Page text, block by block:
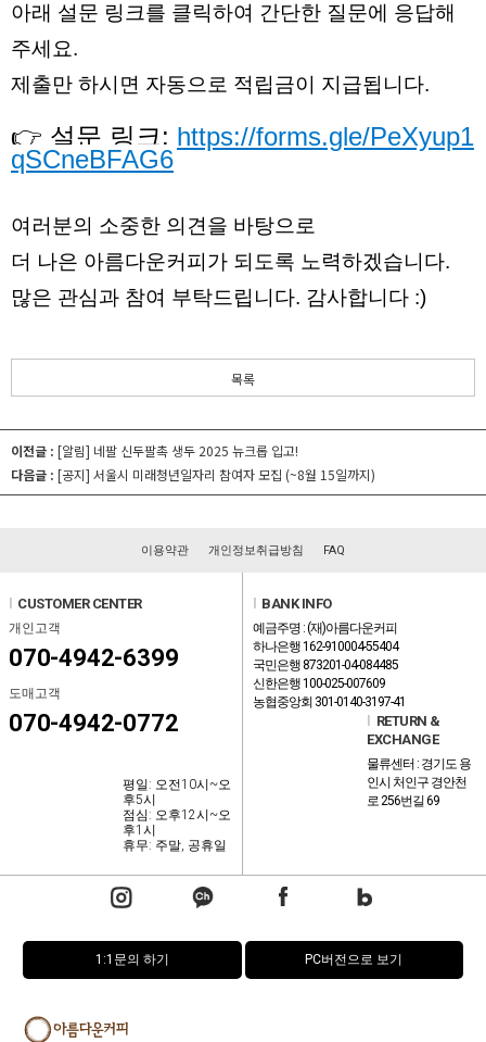
아래 설문 링크를 클릭하여 간단한 질문에 응답해
주세요.
제출만 하시면 자동으로 적립금이 지급됩니다.
👉 설문 링크: https://forms.gle/PeXyup1
qSCneBFAG6
여러분의 소중한 의견을 바탕으로
더 나은 아름다운커피가 되도록 노력하겠습니다.
많은 관심과 참여 부탁드립니다. 감사합니다 :)
목록
이전글 : [알림] 네팔 신두팔촉 생두 2025 뉴크롭 입고!
다음글 : [공지] 서울시 미래청년일자리 참여자 모집 (~8월 15일까지)
이용약관 개인정보취급방침 FAQ
CUSTOMER CENTER
개인고객
070-4942-6399
도매고객
070-4942-0772
평일: 오전10시~오
후5시
점심: 오후12시~오
후1시
휴무: 주말, 공휴일
BANK INFO
예금주명 : (재)아름다운커피
하나은행 162-910004-55404
국민은행 873201-04-084485
신한은행 100-025-007609
농협중앙회 301-0140-3197-41
RETURN &
EXCHANGE
물류센터 : 경기도 용
인시 처인구 경안천
로 256번길 69
1:1문의 하기 PC버전으로 보기